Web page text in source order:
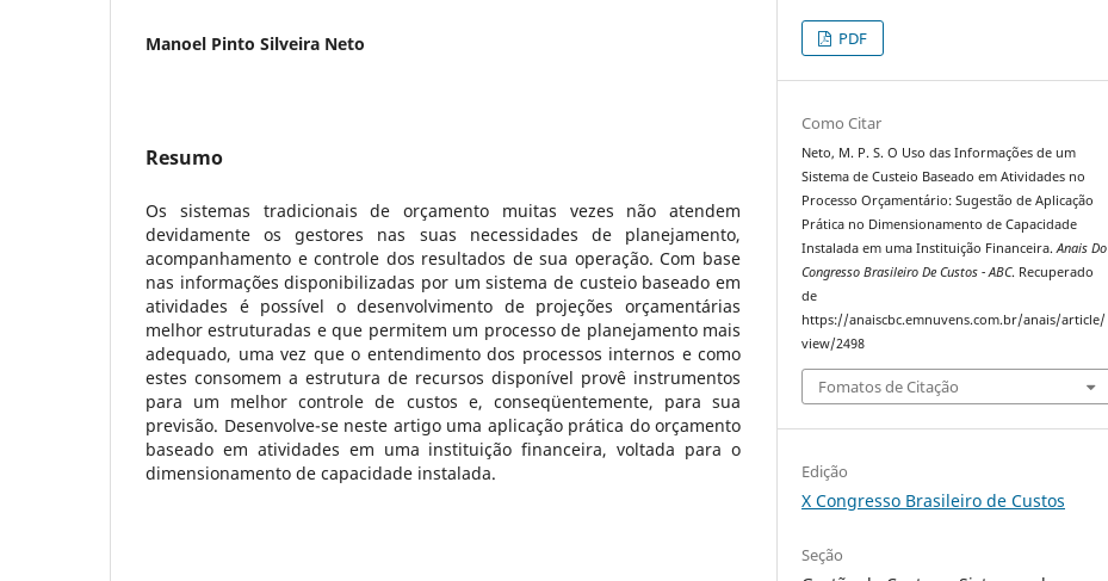
Manoel Pinto Silveira Neto
Resumo
Os sistemas tradicionais de orçamento muitas vezes não atendem
devidamente os gestores nas suas necessidades de planejamento,
acompanhamento e controle dos resultados de sua operação. Com base
nas informações disponibilizadas por um sistema de custeio baseado em
atividades é possível o desenvolvimento de projeções orçamentárias
melhor estruturadas e que permitem um processo de planejamento mais
adequado, uma vez que o entendimento dos processos internos e como
estes consomem a estrutura de recursos disponível provê instrumentos
para um melhor controle de custos e, conseqüentemente, para sua
previsão. Desenvolve-se neste artigo uma aplicação prática do orçamento
baseado em atividades em uma instituição financeira, voltada para o
dimensionamento de capacidade instalada.
PDF
Como Citar
Neto, M. P. S. O Uso das Informações de um
Sistema de Custeio Baseado em Atividades no
Processo Orçamentário: Sugestão de Aplicação
Prática no Dimensionamento de Capacidade
Instalada em uma Instituição Financeira.Anais Do
Congresso Brasileiro De Custos - ABC. Recuperado
de
https://anaiscbc.emnuvens.com.br/anais/article/
view/2498
Fomatos de Citação
Edição
X Congresso Brasileiro de Custos
Seção